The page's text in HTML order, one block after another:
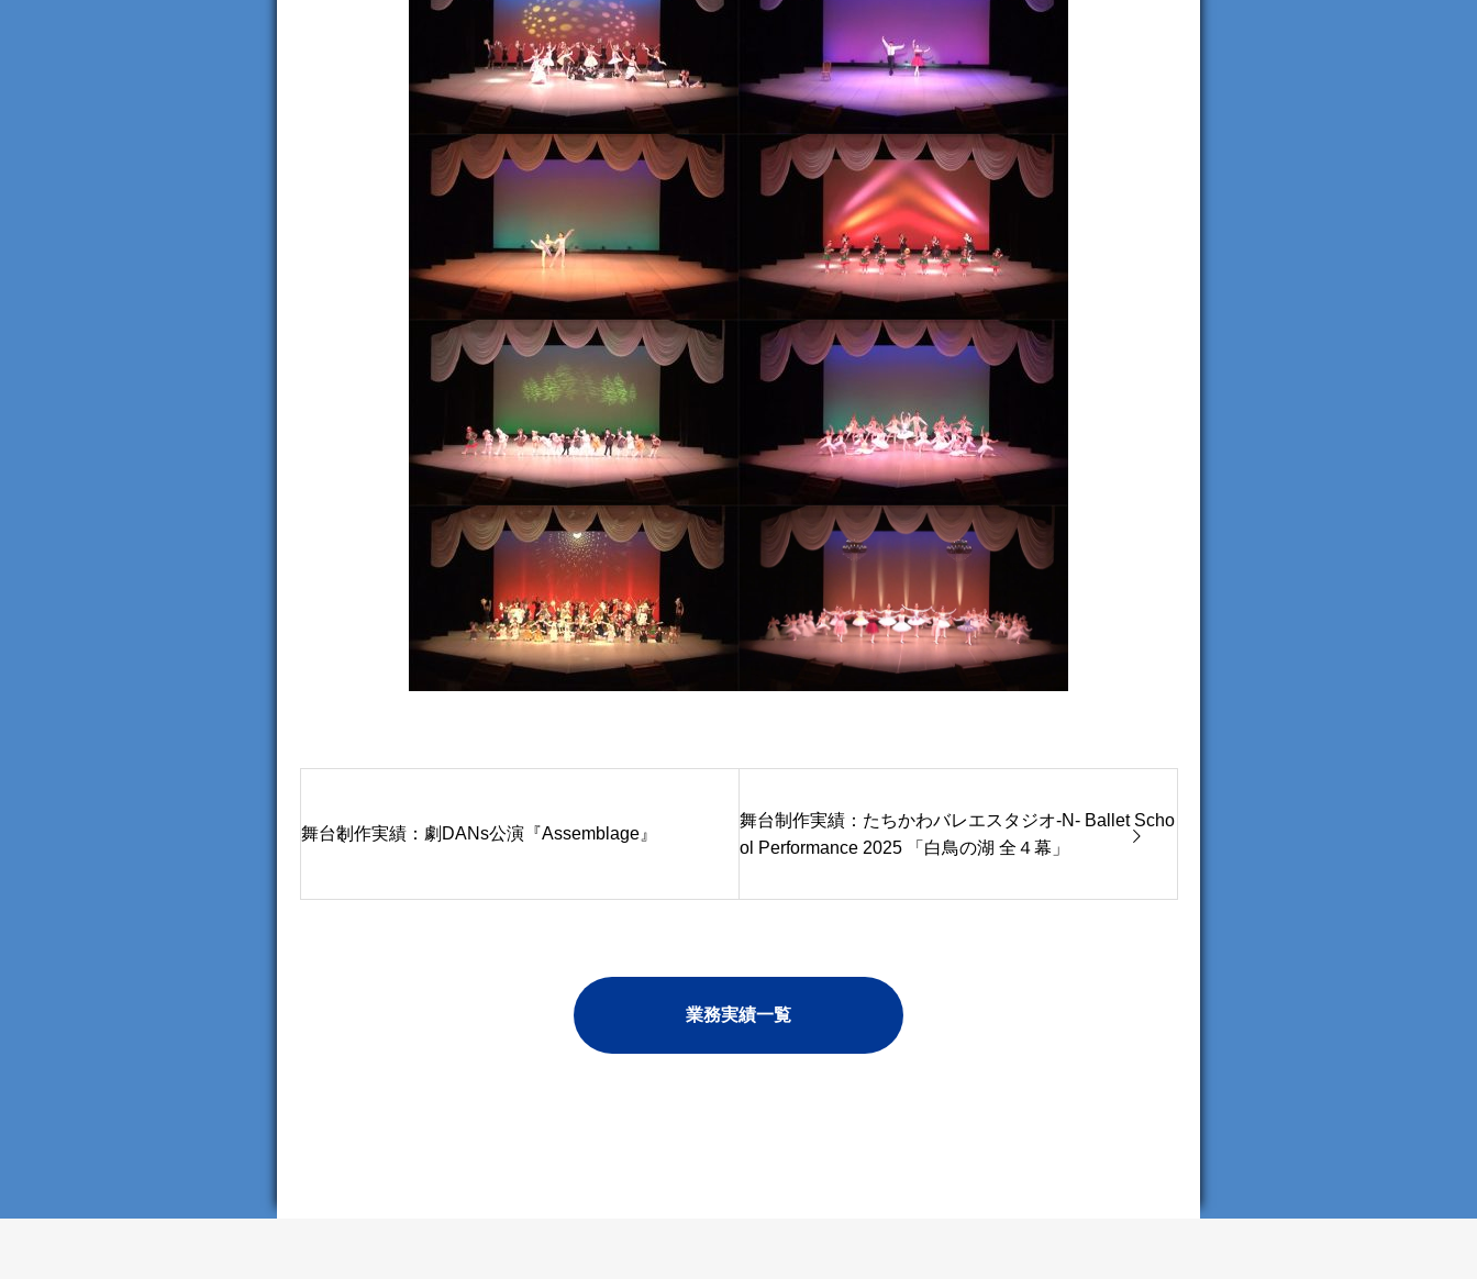
舞台制作実績：劇DANs公演『Assemblage』
舞台制作実績：たちかわバレエスタジオ-N- Ballet Scho
ol Performance 2025 「白鳥の湖 全４幕」
業務実績一覧